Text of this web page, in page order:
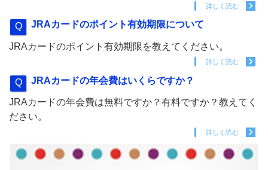
詳しく読む
JRAカードのポイント有効期限について
JRAカードのポイント有効期限を教えてください。
詳しく読む
JRAカードの年会費はいくらですか？
JRAカードの年会費は無料ですか？有料ですか？教えてく
ださい。
詳しく読む